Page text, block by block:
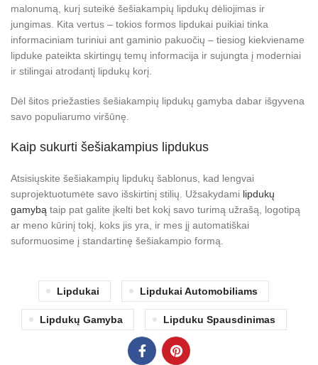
malonumą, kurį suteikė šešiakampių lipdukų dėliojimas ir
jungimas. Kita vertus – tokios formos lipdukai puikiai tinka
informaciniam turiniui ant gaminio pakuočių – tiesiog kiekviename
lipduke pateikta skirtingų temų informacija ir sujungta į moderniai
ir stilingai atrodantį lipdukų korį.
Dėl šitos priežasties šešiakampių lipdukų gamyba dabar išgyvena
savo populiarumo viršūnę.
Kaip sukurti šešiakampius lipdukus
Atsisiųskite šešiakampių lipdukų šablonus, kad lengvai
suprojektuotumėte savo išskirtinį stilių. Užsakydami lipdukų
gamybą taip pat galite įkelti bet kokį savo turimą užrašą, logotipą
ar meno kūrinį tokį, koks jis yra, ir mes jį automatiškai
suformuosime į standartinę šešiakampio formą.
Lipdukai Lipdukai Automobiliams
Lipdukų Gamyba Lipduku Spausdinimas